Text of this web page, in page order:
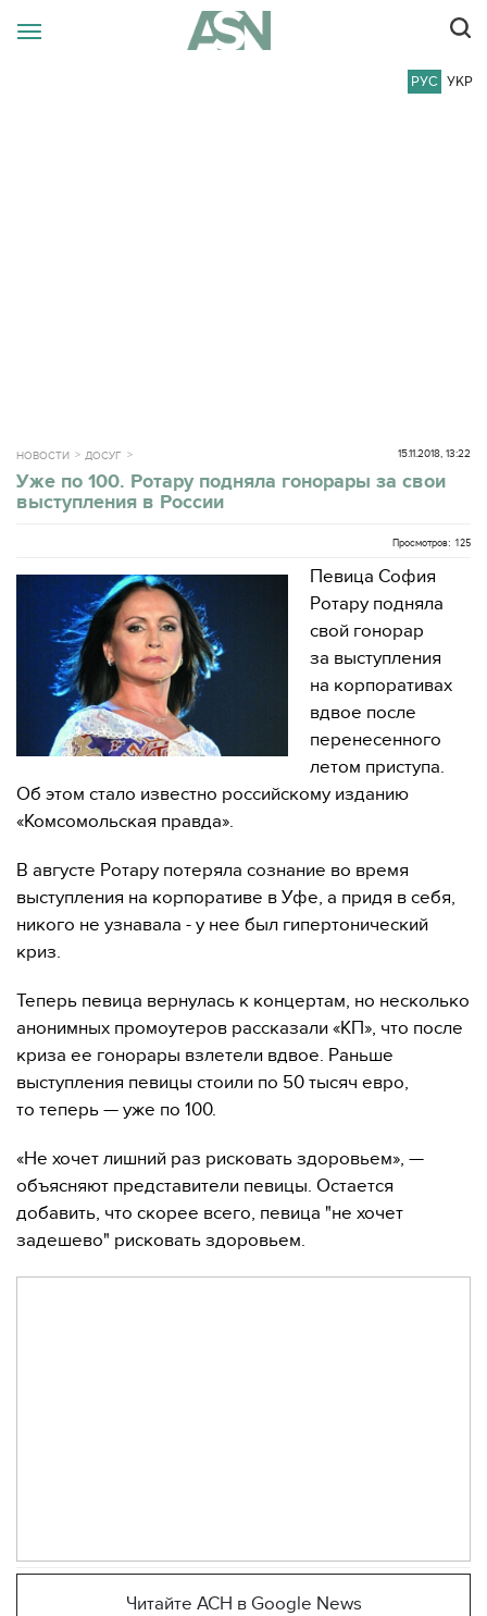
РУС УКР
НОВОСТИ ДОСУГ 15.11.2018, 13:22
Уже по 100. Ротару подняла гонорары за свои
выступления в России
Просмотров: 125
Певица София
Ротару подняла
свой гонорар
за выступления
на корпоративах
вдвое после
перенесенного
летом приступа.
Об этом стало известно российскому изданию
«Комсомольская правда».
В августе Ротару потеряла сознание во время
выступления на корпоративе в Уфе, а придя в себя,
никого не узнавала - у нее был гипертонический
криз.
Теперь певица вернулась к концертам, но несколько
анонимных промоутеров рассказали «КП», что после
криза ее гонорары взлетели вдвое. Раньше
выступления певицы стоили по 50 тысяч евро,
то теперь — уже по 100.
«Не хочет лишний раз рисковать здоровьем», —
объясняют представители певицы. Остается
добавить, что скорее всего, певица "не хочет
задешево" рисковать здоровьем.
Читайте АСН в Google News